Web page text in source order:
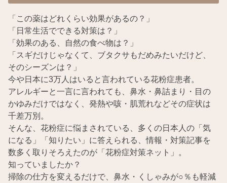
「この薬はどれくらい効果があるの？」
「日常生活でできる対策は？」
「効果のある、自然の食べ物は？」
「スギだけじゃなくて、ブタクサもだめみたいだけど、
そのシーズンは？」
今や日本に3万人はいると言われている花粉症患者。
アレルギーと一言に言われても、鼻水・鼻詰まり・目の
かゆみだけではなく、発熱や咳・肌荒れなどその症状は
千差万別。
そんな、花粉症に悩まされている、多くの日本人の「気
になる」「知りたい」に答えられる、情報・対策記事を
数多く取りそろえたのが「花粉症対策ネット」。
知っていましたか？
掃除の仕方を変えるだけで、鼻水・くしゃみが○％も軽減